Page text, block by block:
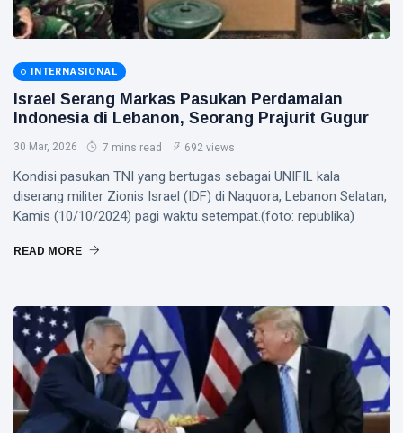
INTERNASIONAL
Israel Serang Markas Pasukan Perdamaian
Indonesia di Lebanon, Seorang Prajurit Gugur
30 Mar, 2026 7 mins read 692 views
Kondisi pasukan TNI yang bertugas sebagai UNIFIL kala
diserang militer Zionis Israel (IDF) di Naquora, Lebanon Selatan,
Kamis (10/10/2024) pagi waktu setempat.(foto: republika)
READ MORE